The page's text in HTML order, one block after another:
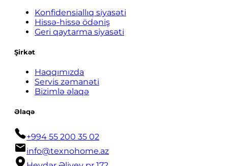
Konfidensiallıq siyasəti
Hissə-hissə ödəniş
Geri qaytarma siyasəti
Şirkət
Haqqımızda
Servis zəmanəti
Bizimlə əlaqə
Əlaqə
+994 55 200 35 02
info@texnohome.az